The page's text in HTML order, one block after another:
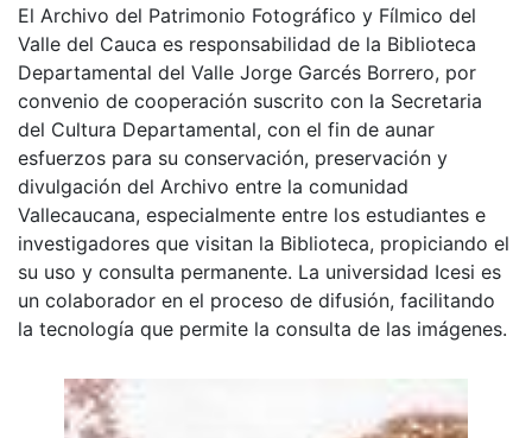
El Archivo del Patrimonio Fotográfico y Fílmico del
Valle del Cauca es responsabilidad de la Biblioteca
Departamental del Valle Jorge Garcés Borrero, por
convenio de cooperación suscrito con la Secretaria
del Cultura Departamental, con el fin de aunar
esfuerzos para su conservación, preservación y
divulgación del Archivo entre la comunidad
Vallecaucana, especialmente entre los estudiantes e
investigadores que visitan la Biblioteca, propiciando el
su uso y consulta permanente. La universidad Icesi es
un colaborador en el proceso de difusión, facilitando
la tecnología que permite la consulta de las imágenes.